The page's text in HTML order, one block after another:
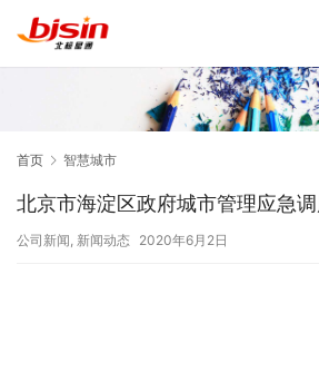
首页 智慧城市
北京市海淀区政府城市管理应急
公司新闻 新闻动态 2020年6月2日